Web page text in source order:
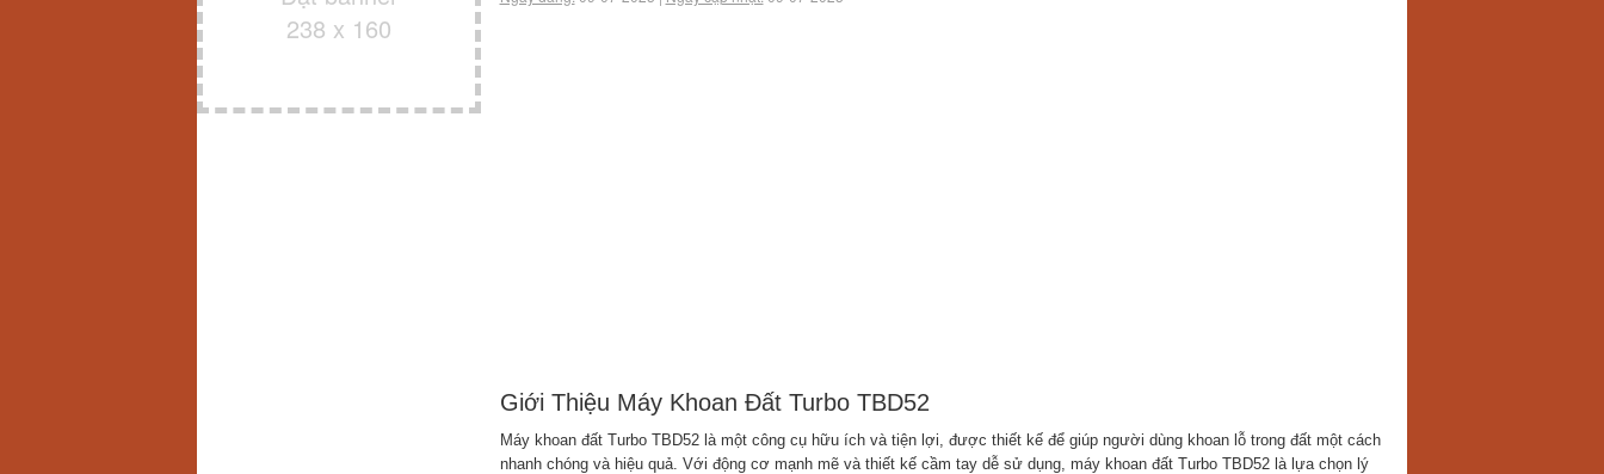
238 x 160
Giới Thiệu Máy Khoan Đất Turbo TBD52
Máy khoan đất Turbo TBD52 là một công cụ hữu ích và tiện lợi, được thiết kế để giúp người dùng khoan lỗ trong đất một cách
nhanh chóng và hiệu quả. Với động cơ mạnh mẽ và thiết kế cầm tay dễ sử dụng, máy khoan đất Turbo TBD52 là lựa chọn lý